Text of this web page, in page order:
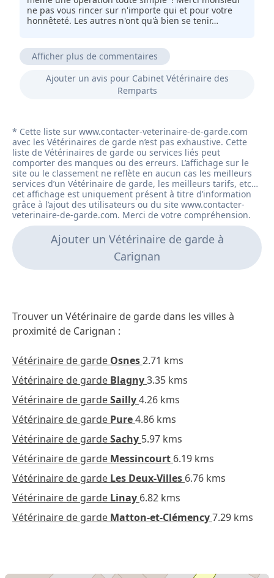
ne pas vous rincer sur n'importe qui et pour votre
honnêteté. Les autres n'ont qu'à bien se tenir…
Afficher plus de commentaires
Personnels super sympas et animaux très bien
soignés.
Très bon vétérinaire sociable et tarif abordable.
Excellent veterinaire qui a sauvé ma chienne 2 fois
en moins d'une semaine. Personne qui aime
reellement les animaux et tarifs plus que
raisonnables.
Rien a redire personel au top ! Tres bon suivi de mon
chien date d'achat des derniers cachets etc…
Ajouter un avis pour Cabinet Vétérinaire des
Remparts
Ajouter un Vétérinaire de garde à
Carignan
Trouver un Vétérinaire de garde dans les villes à
proximité de Carignan :
Vétérinaire de garde Osnes2.71 kms
Vétérinaire de garde Blagny3.35 kms
Vétérinaire de gardeSailly4.26 kms
Vétérinaire de garde Pure4.86 kms
Vétérinaire de gardeSachy 5.97 kms
Vétérinaire de garde Messincourt 6.19 kms
Vétérinaire de garde Les Deux-Villes 6.76 kms
Vétérinaire de garde Linay 6.82 kms
Vétérinaire de garde Matton-et-Clémency7.29 kms